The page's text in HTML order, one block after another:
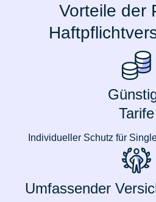
Vorteile der
Tarife
Individueller Schutz für
Umfassender